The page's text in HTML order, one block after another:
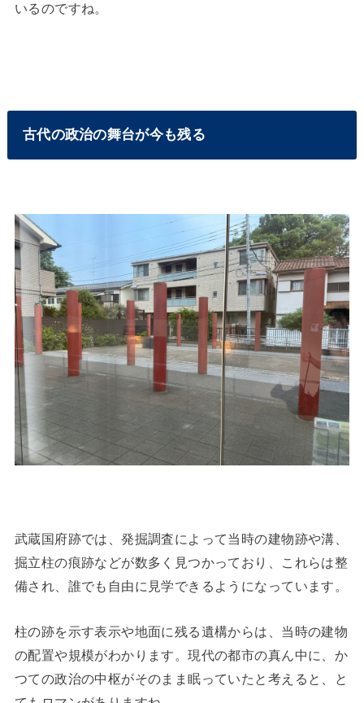
いるのですね。
古代の政治の舞台が今も残る
武蔵国府跡では、発掘調査によって当時の建物跡や溝、
掘立柱の痕跡などが数多く見つかっており、これらは整
備され、誰でも自由に見学できるようになっています。
柱の跡を示す表示や地面に残る遺構からは、当時の建物
の配置や規模がわかります。現代の都市の真ん中に、か
つての政治の中枢がそのまま眠っていたと考えると、と